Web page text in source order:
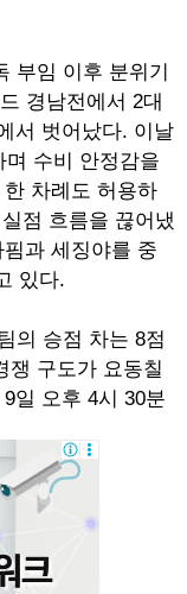
부임 이후 분위기
경남전에서 2대
서 벗어났다. 이날
수비 안정감을
차례도 허용하
점 흐름을 끊어냈
과 세징야를 중
있다.
의 승점 차는 8점
쟁 구도가 요동칠
일 오후 4시 30분